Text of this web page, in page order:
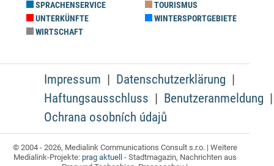
SPRACHENSERVICE
TOURISMUS
UNTERKÜNFTE
WINTERSPORTGEBIETE
WIRTSCHAFT
Impressum
Datenschutzerklärung
Haftungsausschluss
Benutzeranmeldung
Ochrana osobních údajů
© 2004 - 2026, Medialink Communications Consult s.r.o. | Weitere
Medialink-Projekte: prag aktuell - Stadtmagazin, Nachrichten aus